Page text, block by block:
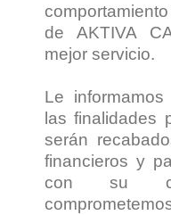
de AKTIVA
mejor servicio.
Le
las finalidades
serán
financieros y
con su